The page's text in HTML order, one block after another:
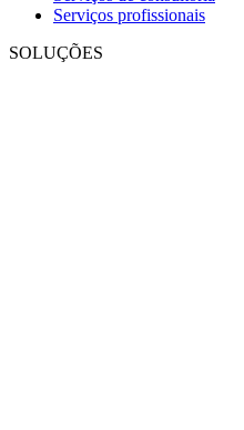
Serviços profissionais
SOLUÇÕES